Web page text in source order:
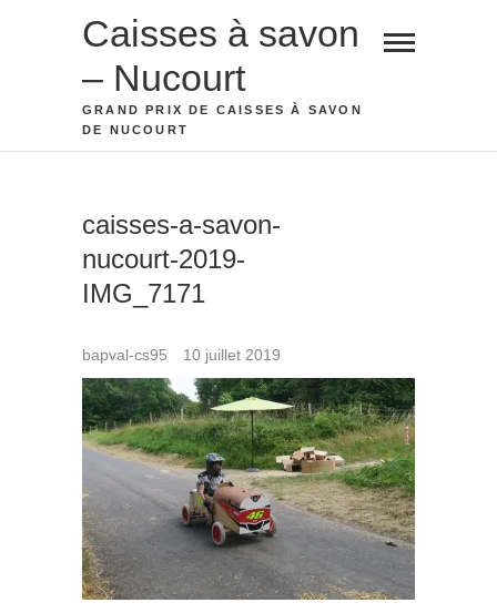
Caisses à savon
– Nucourt
GRAND PRIX DE CAISSES À SAVON
DE NUCOURT
caisses-a-savon-
nucourt-2019-
IMG_7171
bapval-cs95 10 juillet 2019